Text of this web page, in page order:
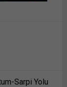
Sarpi Yolu